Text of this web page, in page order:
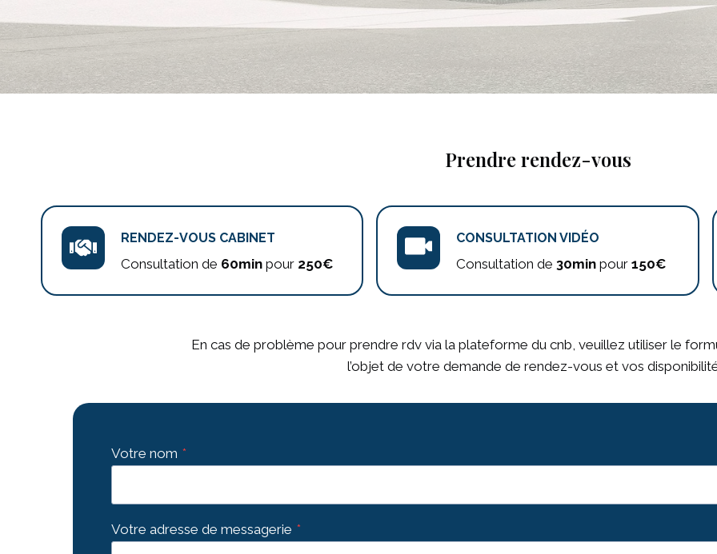
Prendre rendez-vous
RENDEZ-VOUS CABINET
Consultation de 60min pour 250€
CONSULTATION VIDÉO
Consultation de30min pour150€
En cas de problème pour prendre rdv via la plateforme du cnb, veuillez utiliser le
l’objet de votre demande de rendez-vous et vos
Votre nom *
Votre adresse de messagerie *